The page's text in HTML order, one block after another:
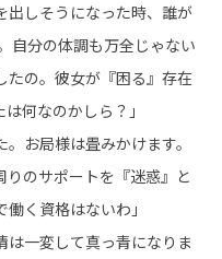
出しそうになった時、誰が
自分の体調も万全じゃない
たの。彼女が『困る』存在
何なのかしら？」
お局様は畳みかけます。
りのサポートを『迷惑』と
く資格はないわ」
は一変して真っ青になりま